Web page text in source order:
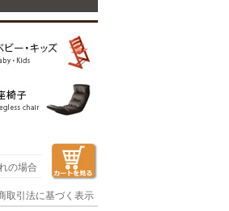
の場合
取引法に基づく表示